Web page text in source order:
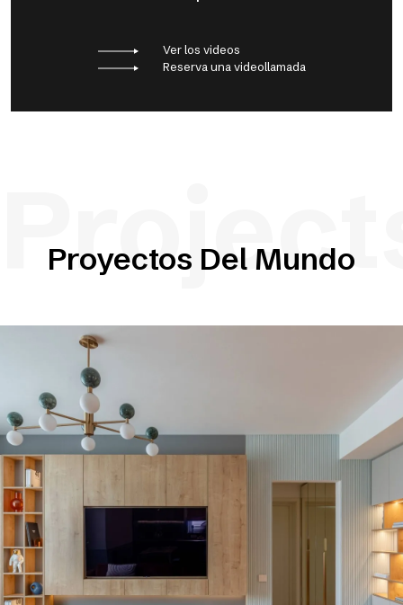
Ver los videos
Reserva una videollamada
Proyectos Del Mundo